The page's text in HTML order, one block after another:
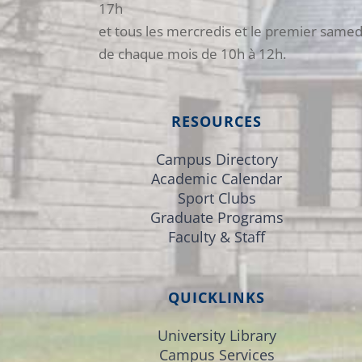
17h
et tous les mercredis et le premier
de chaque mois de 10h à 12h.
RESOURCES
Campus Directory
Academic Calendar
Sport Clubs
Graduate Programs
Faculty & Staff
QUICKLINKS
University Library
Campus Services